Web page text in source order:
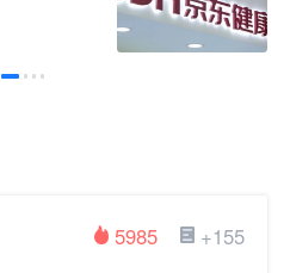
+155
5985